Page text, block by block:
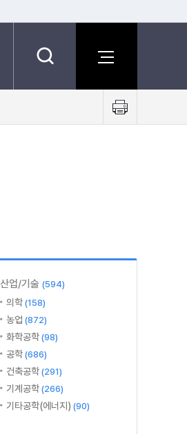
트
산업/기술 (594)
의학 (158)
농업 (872)
화학공학 (98)
공학 (686)
건축공학 (291)
기계공학 (266)
기타공학(에너지) (90)